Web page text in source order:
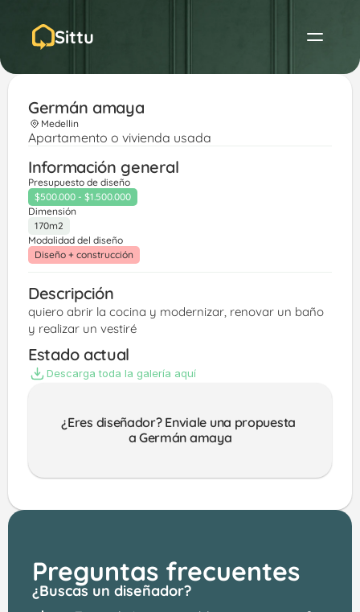
Sittu
Germán amaya
Medellin
Apartamento o vivienda usada
Información general
Presupuesto de diseño
$500.000 - $1.500.000
Dimensión
170m2
Modalidad del diseño
Diseño + construcción
Descripción
quiero abrir la cocina y modernizar, renovar un baño
y realizar un vestiré
Estado actual
Descarga toda la galería aquí
¿Eres diseñador? Enviale una propuesta
a Germán amaya
Preguntas frecuentes
¿Buscas un diseñador?